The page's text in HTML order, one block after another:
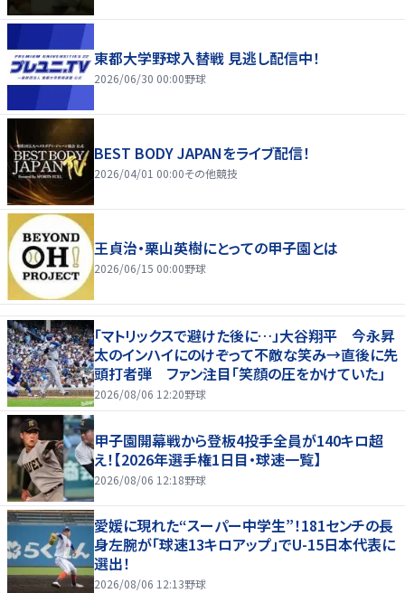
東都大学野球入替戦 見逃し配信中！
2026/06/30 00:00野球
BEST BODY JAPANをライブ配信！
2026/04/01 00:00その他競技
王貞治・栗山英樹にとっての甲子園とは
2026/06/15 00:00野球
「マトリックスで避けた後に…」大谷翔平 今永昇
太のインハイにのけぞって不敵な笑み→直後に先
頭打者弾 ファン注目「笑顔の圧をかけていた」
2026/08/06 12:20野球
甲子園開幕戦から登板4投手全員が140キロ超
え！【2026年選手権1日目・球速一覧】
2026/08/06 12:18野球
愛媛に現れた“スーパー中学生”！181センチの長
身左腕が「球速13キロアップ」でU-15日本代表に
選出！
2026/08/06 12:13野球